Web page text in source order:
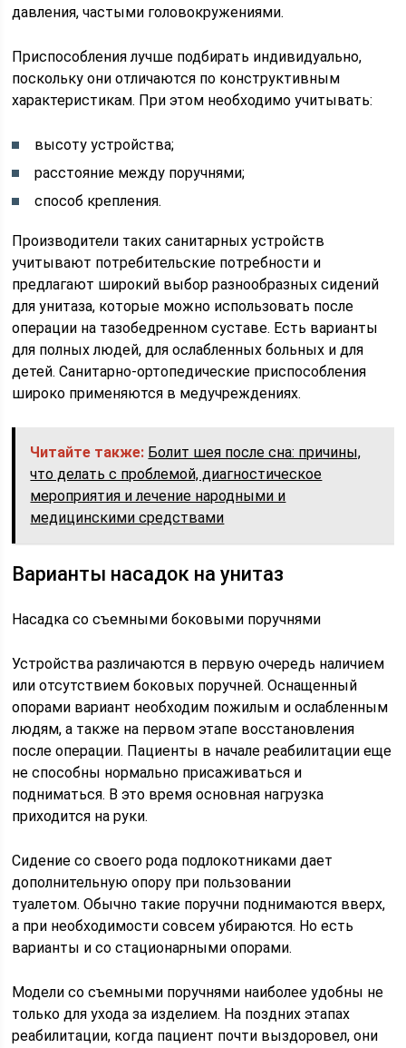
давления, частыми головокружениями.
Приспособления лучше подбирать индивидуально,
поскольку они отличаются по конструктивным
характеристикам. При этом необходимо учитывать:
высоту устройства;
расстояние между поручнями;
способ крепления.
Производители таких санитарных устройств
учитывают потребительские потребности и
предлагают широкий выбор разнообразных сидений
для унитаза, которые можно использовать после
операции на тазобедренном суставе. Есть варианты
для полных людей, для ослабленных больных и для
детей. Санитарно-ортопедические приспособления
широко применяются в медучреждениях.
Читайте также: Болит шея после сна: причины,
что делать с проблемой, диагностическое
мероприятия и лечение народными и
медицинскими средствами
Варианты насадок на унитаз
Насадка со съемными боковыми поручнями
Устройства различаются в первую очередь наличием
или отсутствием боковых поручней. Оснащенный
опорами вариант необходим пожилым и ослабленным
людям, а также на первом этапе восстановления
после операции. Пациенты в начале реабилитации еще
не способны нормально присаживаться и
подниматься. В это время основная нагрузка
приходится на руки.
Сидение со своего рода подлокотниками дает
дополнительную опору при пользовании
туалетом. Обычно такие поручни поднимаются вверх,
а при необходимости совсем убираются. Но есть
варианты и со стационарными опорами.
Модели со съемными поручнями наиболее удобны не
только для ухода за изделием. На поздних этапах
реабилитации, когда пациент почти выздоровел, они